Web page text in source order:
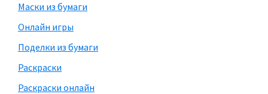
Маски из бумаги
Онлайн игры
Поделки из бумаги
Раскраски
Раскраски онлайн